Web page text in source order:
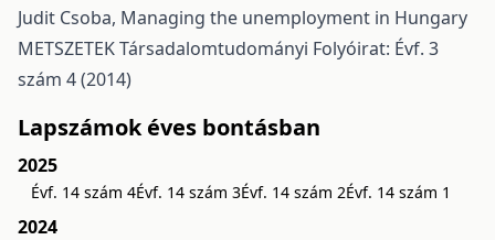
Judit Csoba, Managing the unemployment in Hungary
METSZETEK Társadalomtudományi Folyóirat: Évf. 3
szám 4 (2014)
Lapszámok éves bontásban
2025
Évf. 14 szám 4Évf. 14 szám 3Évf. 14 szám 2Évf. 14 szám 1
2024